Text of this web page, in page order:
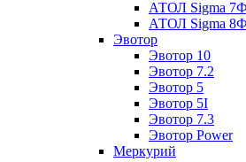
АТОЛ Sigma
АТОЛ Sigma
Эвотор
Эвотор 10
Эвотор 7.2
Эвотор 5
Эвотор 5I
Эвотор 7.3
Эвотор Power
Меркурий